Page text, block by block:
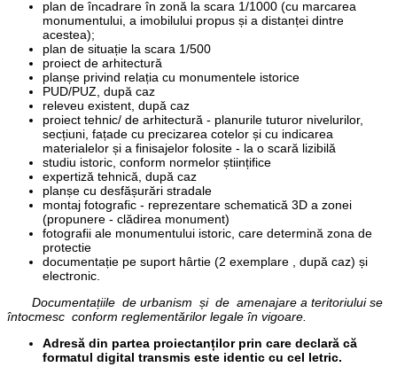
plan de încadrare în zonă la scara 1/1000 (cu marcarea
monumentului, a imobilului propus și a distanței dintre
acestea);
plan de situație la scara 1/500
proiect de arhitectură
planșe privind relația cu monumentele istorice
PUD/PUZ, după caz
releveu existent, după caz
proiect tehnic/ de arhitectură - planurile tuturor nivelurilor,
secțiuni, fațade cu precizarea cotelor și cu indicarea
materialelor și a finisajelor folosite - la o scară lizibilă
studiu istoric, conform normelor științifice
expertiză tehnică, după caz
planșe cu desfășurări stradale
montaj fotografic - reprezentare schematică 3D a zonei
(propunere - clădirea monument)
fotografii ale monumentului istoric, care determină zona de
protectie
documentație pe suport hârtie (2 exemplare , după caz) și
electronic.
Documentațiile de urbanism și de amenajare a teritoriului se
întocmesc conform reglementărilor legale în vigoare.
Adresă din partea proiectanților prin care declară că
formatul digital transmis este identic cu cel letric.